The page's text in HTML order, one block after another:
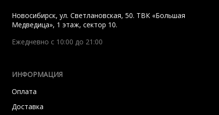
Новосибирск, ул. Светлановская, 50. ТВК «Большая
Медведица», 1 этаж, сектор 10.
Ежедневно с 10:00 до 21:00
ИНФОРМАЦИЯ
Оплата
Доставка